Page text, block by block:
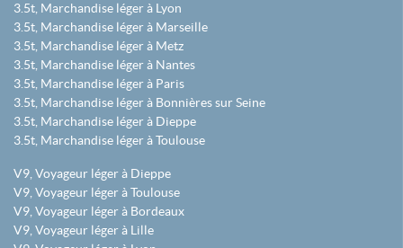
3.5t, Marchandise léger à Lyon
3.5t, Marchandise léger à Marseille
3.5t, Marchandise léger à Metz
3.5t, Marchandise léger à Nantes
3.5t, Marchandise léger à Paris
3.5t, Marchandise léger à Bonnières sur Seine
3.5t, Marchandise léger à Dieppe
3.5t, Marchandise léger à Toulouse
V9, Voyageur léger à Dieppe
V9, Voyageur léger à Toulouse
V9, Voyageur léger à Bordeaux
V9, Voyageur léger à Lille